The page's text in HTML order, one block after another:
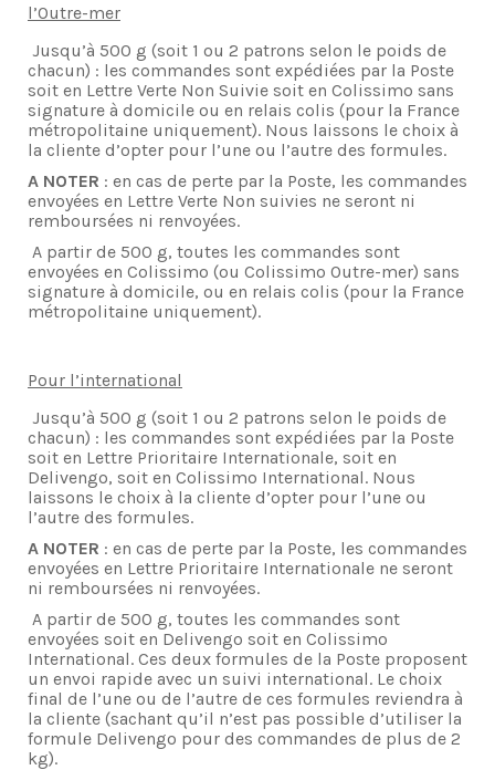
l’Outre-mer
Jusqu’à 500 g (soit 1 ou 2 patrons selon le poids de
chacun) : les commandes sont expédiées par la Poste
soit en Lettre Verte Non Suivie soit en Colissimo sans
signature à domicile ou en relais colis (pour la France
métropolitaine uniquement). Nous laissons le choix à
la cliente d’opter pour l’une ou l’autre des formules.
A NOTER : en cas de perte par la Poste, les commandes
envoyées en Lettre Verte Non suivies ne seront ni
remboursées ni renvoyées.
A partir de 500 g, toutes les commandes sont
envoyées en Colissimo (ou Colissimo Outre-mer) sans
signature à domicile, ou en relais colis (pour la France
métropolitaine uniquement).
Pour l’international
Jusqu’à 500 g (soit 1 ou 2 patrons selon le poids de
chacun) : les commandes sont expédiées par la Poste
soit en Lettre Prioritaire Internationale, soit en
Delivengo, soit en Colissimo International. Nous
laissons le choix à la cliente d’opter pour l’une ou
l’autre des formules.
A NOTER : en cas de perte par la Poste, les commandes
envoyées en Lettre Prioritaire Internationale ne seront
ni remboursées ni renvoyées.
A partir de 500 g, toutes les commandes sont
envoyées soit en Delivengo soit en Colissimo
International. Ces deux formules de la Poste proposent
un envoi rapide avec un suivi international. Le choix
final de l’une ou de l’autre de ces formules reviendra à
la cliente (sachant qu’il n’est pas possible d’utiliser la
formule Delivengo pour des commandes de plus de 2
kg).